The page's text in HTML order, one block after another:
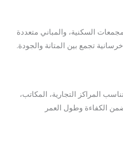
السكنية، والمباني متعددة
تجمع بين المتانة والجودة.
المراكز التجارية، المكاتب،
الكفاءة وطول العمر